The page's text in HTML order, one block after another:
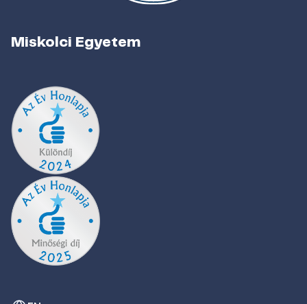
Miskolci Egyetem